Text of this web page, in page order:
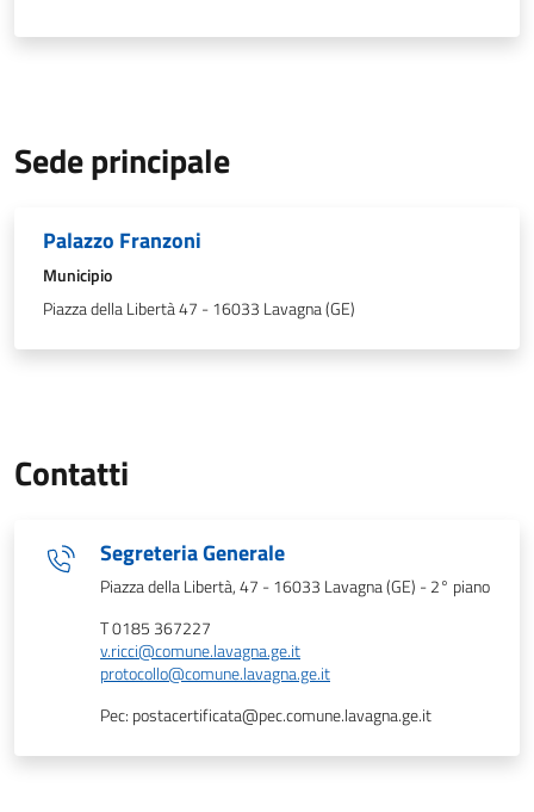
Sede principale
Palazzo Franzoni
Municipio
Piazza della Libertà 47 - 16033 Lavagna (GE)
Contatti
Segreteria Generale
Piazza della Libertà, 47 - 16033 Lavagna (GE) - 2° piano
T 0185 367227
v.ricci@comune.lavagna.ge.it
protocollo@comune.lavagna.ge.it
Pec: postacertificata@pec.comune.lavagna.ge.it